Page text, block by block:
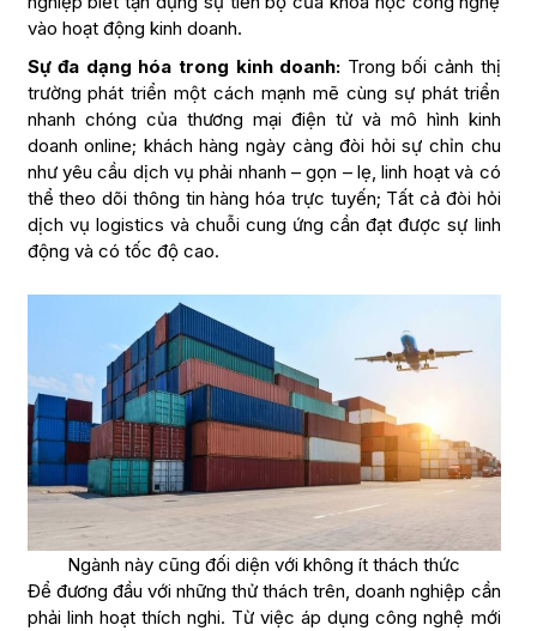
vào hoạt động kinh doanh.
Sự đa dạng hóa trong kinh doanh: Trong bối cảnh thị
trường phát triển một cách mạnh mẽ cùng sự phát triển
nhanh chóng của thương mại điện tử và mô hình kinh
doanh online; khách hàng ngày càng đòi hỏi sự chỉn chu
như yêu cầu dịch vụ phải nhanh – gọn – lẹ, linh hoạt và có
thể theo dõi thông tin hàng hóa trực tuyến; Tất cả đòi hỏi
dịch vụ logistics và chuỗi cung ứng cần đạt được sự linh
động và có tốc độ cao.
Ngành này cũng đối diện với không ít thách thức
Để đương đầu với những thử thách trên, doanh nghiệp cần
phải linh hoạt thích nghi. Từ việc áp dụng công nghệ mới